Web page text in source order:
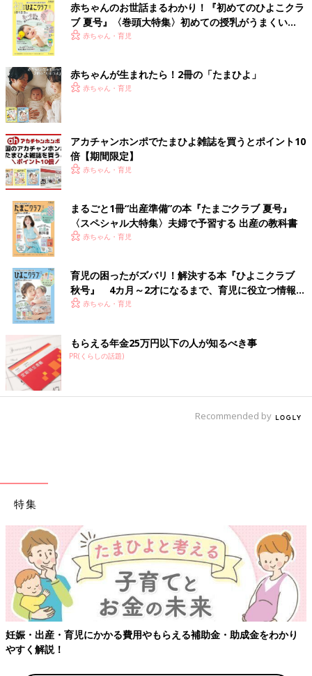
赤ちゃんのお世話まるわかり！『初めてのひよこクラ
ブ 夏号』〈巻頭大特集〉初めての授乳がうまくい
く！ おっぱい・ミルクの基本と夏のトラブル 解決テ
赤ちゃん・育児
赤ちゃんが生まれたら！2冊の「たまひよ」
赤ちゃん・育児
アカチャンホンポでたまひよ雑誌を買うとポイント10
倍【期間限定】
赤ちゃん・育児
まるごと1冊“出産準備”の本『たまごクラブ 夏号』
〈スペシャル大特集〉夫婦で予習する 出産の教科書
赤ちゃん・育児
育児の困ったがズバリ！解決する本『ひよこクラブ
秋号』 4カ月～2才になるまで、育児に役立つ情報が
いっぱい！
赤ちゃん・育児
もらえる年金25万円以下の人が知るべき事
PR(くらしの話題)
Recommended by
特集
妊娠・出産・育児にかかる費用やもらえる補助金・助成金をわかり
やすく解説！